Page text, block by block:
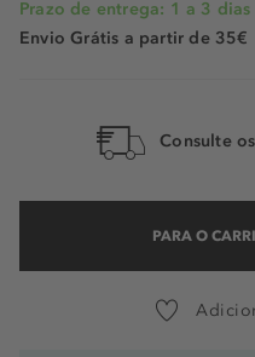
Prazo de entrega: 1 a 3 dias
Envio Grátis a partir de 35€
Consulte
PARA O